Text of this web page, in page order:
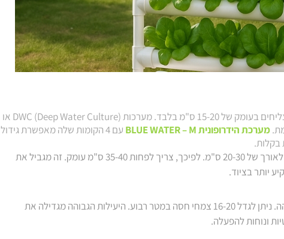
הירקות העליים מסתפקים בעומק קטן יחסית. רוב הזנים מצליחים בעומק של 15-20 ס"מ בלבד. מערכות DWC (Deep Water Culture) או
מערכת הידרופונית
עם 4 הקומות שלה מאפשרת גידול
בקלות.
ירקות השורש דורשים עומק משמעותי. גזר בוגר יכול להגיע לאורך של 20-30 ס"מ. לפיכך, צריך לפחות 35-40 ס"מ עומק. זה מגביל את
יותר בציוד.
המרחב הרדוד של ירקות העלים מאפשר צפיפות גידול גבוהה. ניתן לגדל 16-20 צמחי חסה במטר רבוע. היעילות הגבוהה מגדילה את
ונוחות להפעלה.